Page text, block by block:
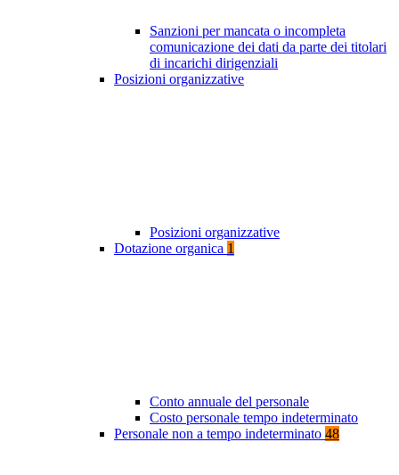
Sanzioni per mancata o incompleta
comunicazione dei dati da parte dei titolari
di incarichi dirigenziali
Posizioni organizzative
Posizioni organizzative
Dotazione organica 1
Conto annuale del personale
Costo personale tempo indeterminato
Personale non a tempo indeterminato 48